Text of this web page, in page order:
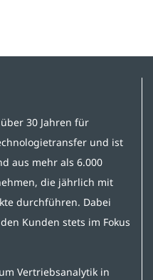
30 Jahren für
und ist
aus mehr als 6.000
die jährlich mit
durchführen. Dabei
Kunden stets im Fokus
Vertriebsanalytik in